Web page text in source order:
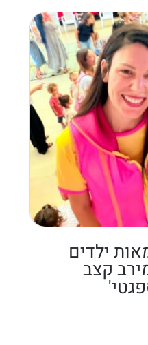
ילדים
קצב